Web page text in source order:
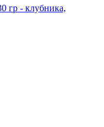
гр - клубника,